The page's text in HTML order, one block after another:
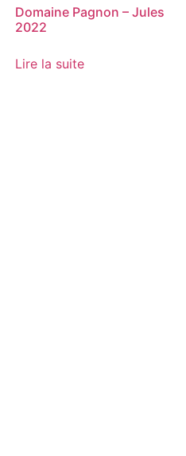
Domaine Pagnon – Jules
2022
Lire la suite